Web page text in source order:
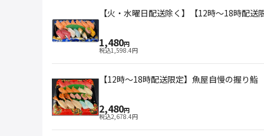
【火・水曜日配送除く】【12時～18時配
1,480円
税込1,598.4円
【12時～18時配送限定】魚屋自慢の握り
2,480円
税込2,678.4円